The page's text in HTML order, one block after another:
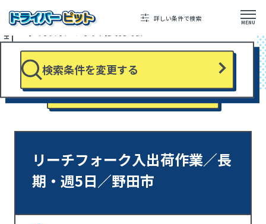
詳しい条件で検索 MENU
SEARCH RESULTS 千葉県の採用情報
検索条件を変更する
該当求人数 1,612 件中 1～10件 を表示
リーチフォーク入出荷作業／長
期・週5日／野田市